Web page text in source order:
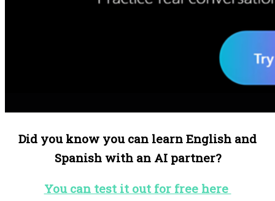
Did you know you can learn English and
Spanish with an AI partner?
You can test it out for free here